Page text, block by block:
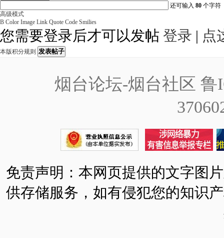
还可输入80 个字符
高级模式
B Color Image Link Quote Code Smilies
您需要登录后才可以发帖 登录 | 点
本版积分规则 发表帖子
烟台论坛-烟台社区 鲁
免责声明：本网页提供的文字图
供存储服务，如有侵犯您的知识